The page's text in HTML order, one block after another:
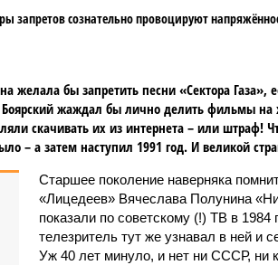
запретов сознательно провоцируют
желала бы запретить песни «Сектора Газа»,
Боярский жаждал бы лично делить фильмы
скачивать их из интернета – или штраф!
– а затем наступил 1991 год. И великой
Старшее поколение наверняка
«Лицедеев» Вячеслава Полунина
показали по советскому (!) ТВ в 1984
телезритель тут же узнавал в ней и
Уж 40 лет минуло, и нет ни СССР, ни